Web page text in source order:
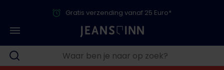
Gratis verzending vanaf 25 Euro*